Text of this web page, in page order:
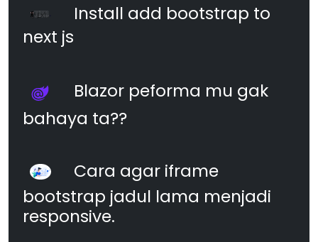
Install add bootstrap to
next js
Blazor peforma mu gak
bahaya ta??
Cara agar iframe
bootstrap jadul lama menjadi
responsive.